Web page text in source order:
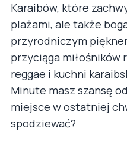
Karaibów, które
plażami, ale także
przyrodniczym
przyciąga miłośników
reggae i kuchni
Minute masz szansę
miejsce w ostatniej
spodziewać?